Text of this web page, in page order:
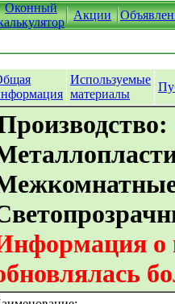
Оконный
Акции
Используемые
материалы
о